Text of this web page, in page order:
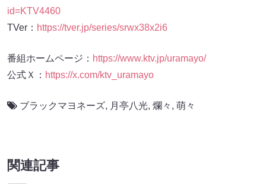
id=KTV4460
TVer： https://tver.jp/series/srwx38x2i6
番組ホームページ： https://www.ktv.jp/uramayo/
公式Ｘ： https://x.com/ktv_uramayo
ブラックマヨネーズ, 月亭八光, 爛々 , 萌々
関連記事